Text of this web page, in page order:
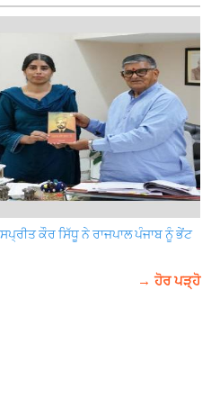
ਕੌਰ ਸਿੱਧੂ ਨੇ ਰਾਜਪਾਲ ਪੰਜਾਬ ਨੂੰ ਭੇਂਟ
→ ਹੋਰ ਪੜ੍ਹੋ